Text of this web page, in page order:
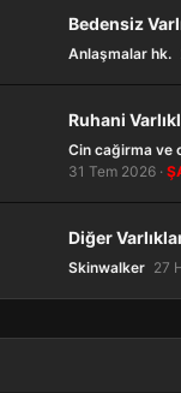
Bedensiz
Anlaşmalar hk.
Ruhani
Cin cağirma ve
31 Tem 2026
Diğer
Skinwalker 27